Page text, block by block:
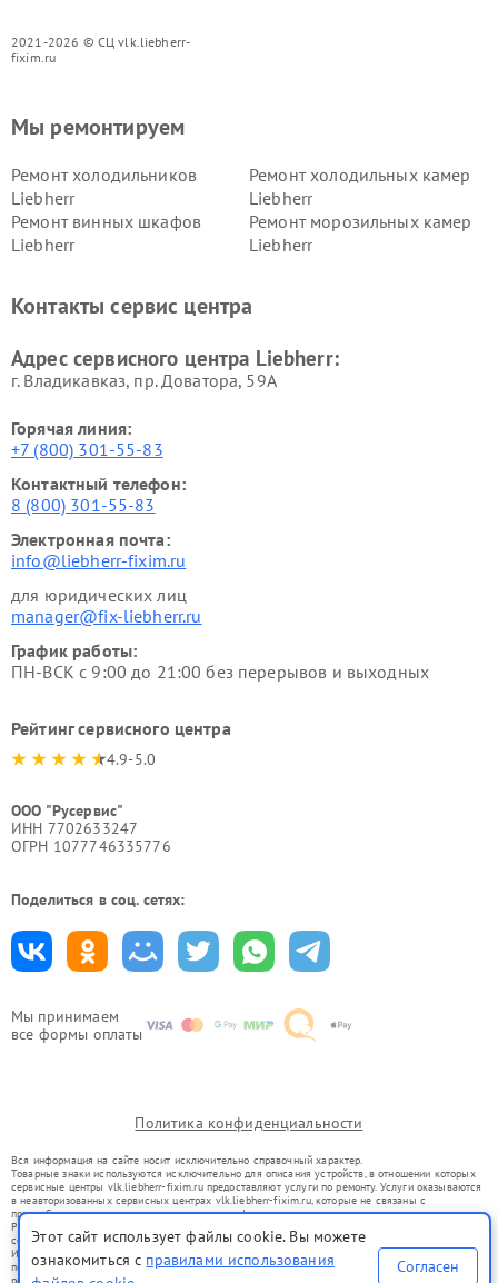
2021-2026 © СЦ vlk.liebherr-
fixim.ru
Мы принимаем
все формы оплаты
Мы ремонтируем
Ремонт холодильников
Liebherr
Ремонт холодильных камер
Liebherr
Ремонт винных шкафов
Liebherr
Ремонт морозильных камер
Liebherr
Контакты сервис центра
Адрес сервисного центра Liebherr:
г. Владикавказ, пр. Доватора, 59А
Горячая линия:
+7 (800) 301-55-83
Контактный телефон:
8 (800) 301-55-83
Электронная почта:
info@liebherr-fixim.ru
для юридических лиц
manager@fix-liebherr.ru
График работы:
ПН-ВСК с 9:00 до 21:00 без перерывов и выходных
Рейтинг сервисного центра
4.9-5.0
ООО "Русервис"
ИНН 7702633247
ОГРН 1077746335776
Поделиться в соц. сетях:
Политика конфиденциальности
Вся информация на сайте носит исключительно справочный характер.
Товарные знаки используются исключительно для описания устройств, в отношении которых
сервисные центры vlk.liebherr-fixim.ru предоставляют услуги по ремонту. Услуги оказываются
в неавторизованных сервисных центрах vlk.liebherr-fixim.ru, которые не связаны с
правообладателями товарных знаков или их официальными представителями.
Ремонт осуществляется для устройств, уже введенных в гражданский оборот в соответствии
со статьей 1487 ГК РФ.
Использование товарных знаков не преследует цели индивидуализации услуг или введения
потребителей в заблуждение, а служит для информирования о предоставляемых услугах по
Этот сайт использует файлы cookie. Вы можете
ознакомиться с правилами использования
Согласен